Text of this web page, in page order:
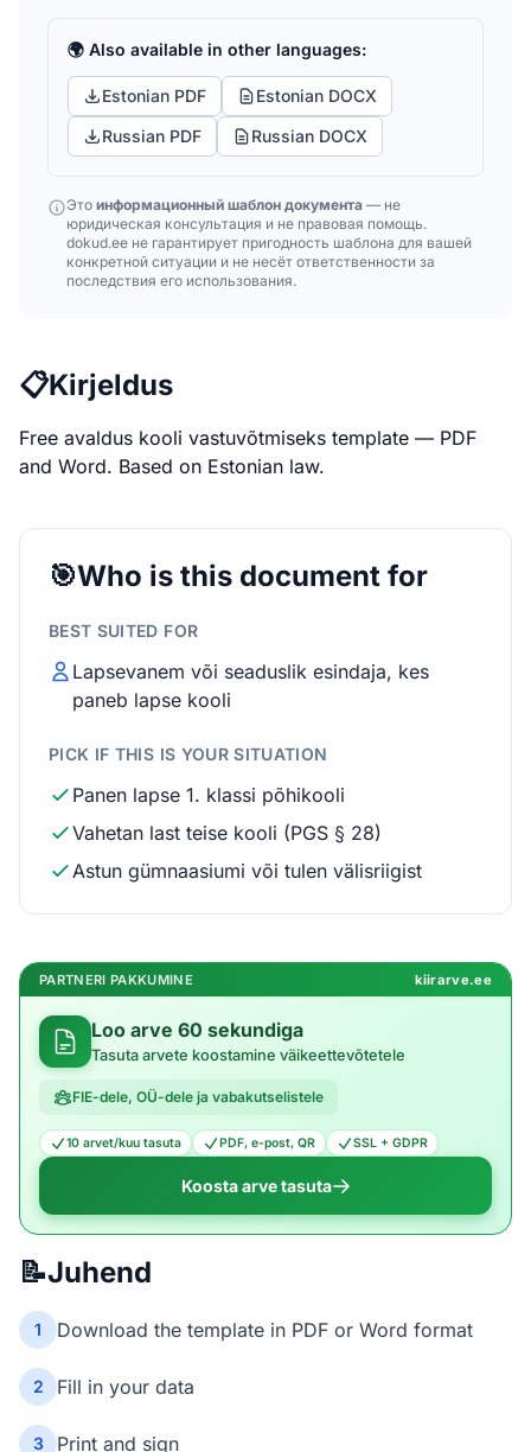
🌍 Also available in other languages:
Estonian PDF
Estonian DOCX
Russian PDF
Russian DOCX
Это информационный шаблон документа — не
юридическая консультация и не правовая помощь.
dokud.ee не гарантирует пригодность шаблона для вашей
конкретной ситуации и не несёт ответственности за
последствия его использования.
📋Kirjeldus
Free avaldus kooli vastuvõtmiseks template — PDF
and Word. Based on Estonian law.
🎯Who is this document for
BEST SUITED FOR
Lapsevanem või seaduslik esindaja, kes
paneb lapse kooli
PICK IF THIS IS YOUR SITUATION
Panen lapse 1. klassi põhikooli
Vahetan last teise kooli (PGS § 28)
Astun gümnaasiumi või tulen välisriigist
PARTNERI PAKKUMINE kiirarve.ee
Loo arve 60 sekundiga
Tasuta arvete koostamine väikeettevõtetele
FIE-dele, OÜ-dele ja vabakutselistele
10 arvet/kuu tasuta PDF, e-post, QR SSL + GDPR
Koosta arve tasuta
📝Juhend
1 Download the template in PDF or Word format
2 Fill in your data
3 Print and sign